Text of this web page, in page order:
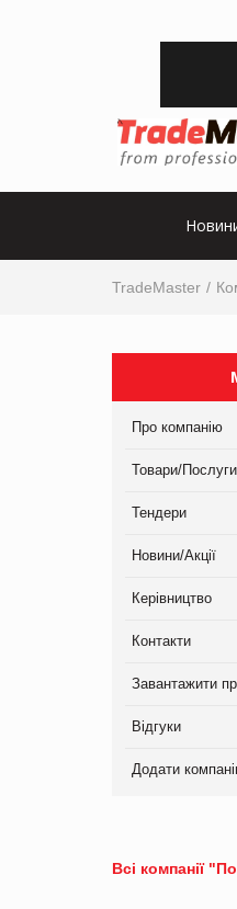
TradeMaster
Про компанію
Товари/Послуги
Тендери
Новини/Акції
Керівництво
Контакти
Завантажити
Відгуки
Додати
Всі компанії